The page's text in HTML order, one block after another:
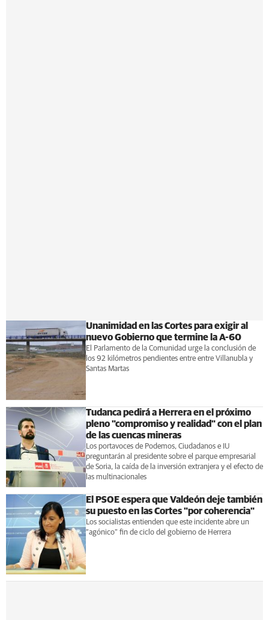
Unanimidad en las Cortes para exigir al
nuevo Gobierno que termine la A-60
El Parlamento de la Comunidad urge la conclusión de
los 92 kilómetros pendientes entre entre Villanubla y
Santas Martas
Tudanca pedirá a Herrera en el próximo
pleno "compromiso y realidad" con el plan
de las cuencas mineras
Los portavoces de Podemos, Ciudadanos e IU
preguntarán al presidente sobre el parque empresarial
de Soria, la caída de la inversión extranjera y el efecto de
las multinacionales
El PSOE espera que Valdeón deje también
su puesto en las Cortes "por coherencia"
Los socialistas entienden que este incidente abre un
“agónico” fin de ciclo del gobierno de Herrera